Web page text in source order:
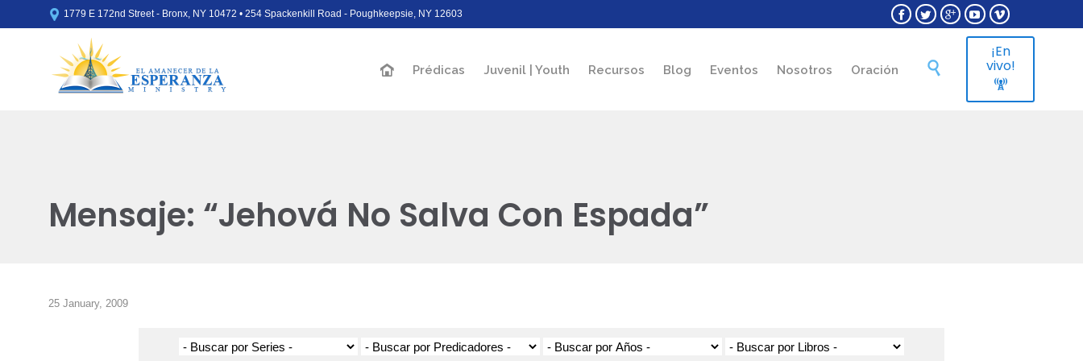
 1779 E 172nd Street - Bronx, NY 10472 • 254 Spackenkill Road - Poughkeepsie, NY 12603     
Skip
Prédicas Juvenil | Youth Recursos Blog Eventos Nosotros Oración 
¡En
vivo!

Mensaje: “Jehová No Salva Con Espada”
25 January, 2009